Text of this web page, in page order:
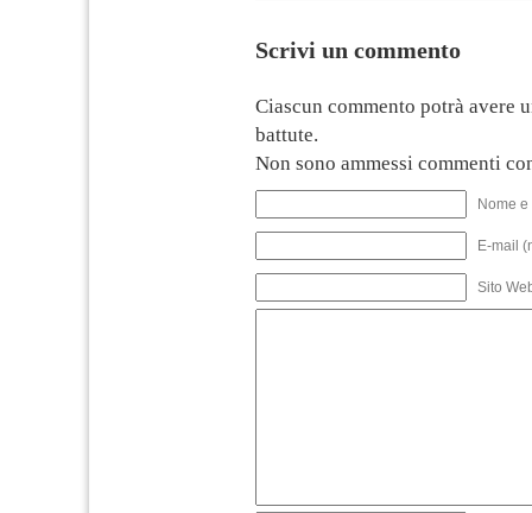
Scrivi un commento
Ciascun commento potrà avere
battute.
Non sono ammessi commenti
Nome
E-mail
Sito